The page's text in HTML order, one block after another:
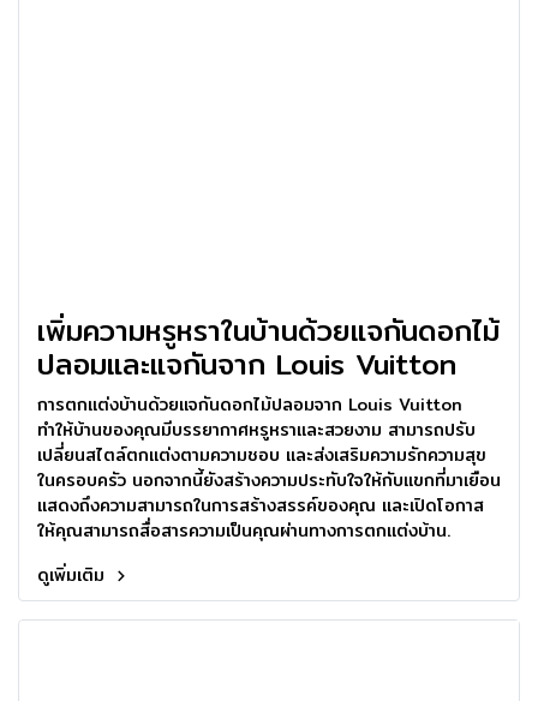
เพิ่มความหรูหราในบ้านด้วยแจกันดอกไม้
ปลอมและแจกันจาก Louis Vuitton
การตกแต่งบ้านด้วยแจกันดอกไม้ปลอมจาก Louis Vuitton
ทำให้บ้านของคุณมีบรรยากาศหรูหราและสวยงาม สามารถปรับ
เปลี่ยนสไตล์ตกแต่งตามความชอบ และส่งเสริมความรักความสุข
ในครอบครัว นอกจากนี้ยังสร้างความประทับใจให้กับแขกที่มาเยือน
แสดงถึงความสามารถในการสร้างสรรค์ของคุณ และเปิดโอกาส
ให้คุณสามารถสื่อสารความเป็นคุณผ่านทางการตกแต่งบ้าน.
ดูเพิ่มเติม